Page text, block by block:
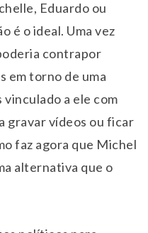
Eduardo ou
é o ideal. Uma vez
contrapor
em torno de uma
vinculado a ele com
gravar vídeos ou ficar
faz agora que Michel
alternativa que o